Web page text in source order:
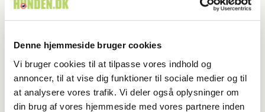
Denne hjemmeside bruger cookies
Vi bruger cookies til at tilpasse vores indhold og
annoncer, til at vise dig funktioner til sociale medier og til
at analysere vores trafik. Vi deler også oplysninger om
din brug af vores hjemmeside med vores partnere inden